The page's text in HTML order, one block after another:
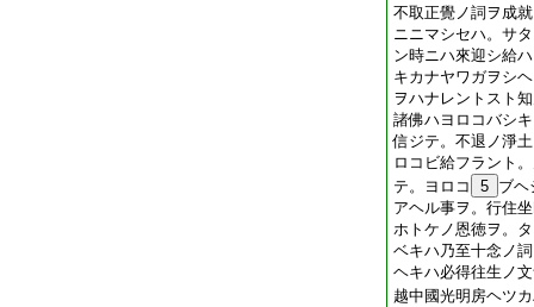
不取正覺ノ詞ヲ成
ニニマシセハ。サ
ン時ニハ來迎シ給
キカナヤワガヲシ
ヲハナレントスト
諸佛ハヨロコバシ
信ジテ。不退ノ淨
ロコビ給フラント
テ。ヨロコ
5 ブヘ
アヘル事ヲ。行住
ホトケノ恩徳ヲ。
ベキハ乃至十念ノ
ヘキハ必得往生ノ
越中國光明房ヘツ